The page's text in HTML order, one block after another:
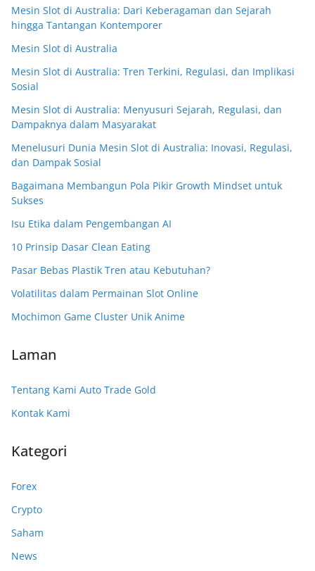
Mesin Slot di Australia: Dari Keberagaman dan Sejarah
hingga Tantangan Kontemporer
Mesin Slot di Australia
Mesin Slot di Australia: Tren Terkini, Regulasi, dan Implikasi
Sosial
Mesin Slot di Australia: Menyusuri Sejarah, Regulasi, dan
Dampaknya dalam Masyarakat
Menelusuri Dunia Mesin Slot di Australia: Inovasi, Regulasi,
dan Dampak Sosial
Bagaimana Membangun Pola Pikir Growth Mindset untuk
Sukses
Isu Etika dalam Pengembangan AI
10 Prinsip Dasar Clean Eating
Pasar Bebas Plastik Tren atau Kebutuhan?
Volatilitas dalam Permainan Slot Online
Mochimon Game Cluster Unik Anime
Laman
Tentang Kami Auto Trade Gold
Kontak Kami
Kategori
Forex
Crypto
Saham
News